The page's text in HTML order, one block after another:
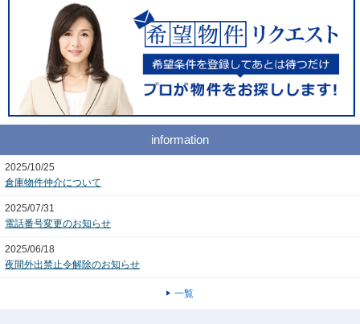
information
2025/10/25
倉庫物件仲介について
2025/07/31
電話番号変更のお知らせ
2025/06/18
夜間外出禁止令解除のお知らせ
一覧